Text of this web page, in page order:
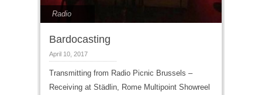
Radio
Bardocasting
April 10, 2017
Transmitting from Radio Picnic Brussels –
Receiving at Städlin, Rome Multipoint Showreel